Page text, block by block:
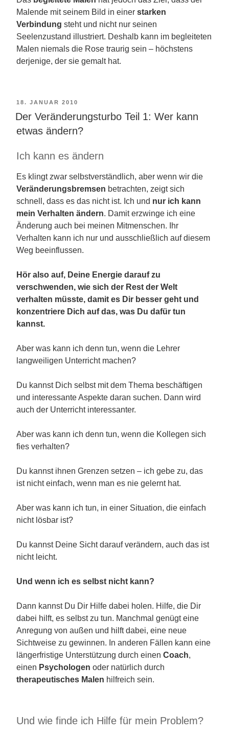
Malende mit seinem Bild in einer starken
Verbindung steht und nicht nur seinen
Seelenzustand illustriert. Deshalb kann im begleiteten
Malen niemals die Rose traurig sein – höchstens
derjenige, der sie gemalt hat.
VERÖFFENTLICHT
AM
18. JANUAR 2010
Der Veränderungsturbo Teil 1: Wer kann
etwas ändern?
Ich kann es ändern
Es klingt zwar selbstverständlich, aber wenn wir die
Veränderungsbremsen betrachten, zeigt sich
schnell, dass es das nicht ist. Ich und nur ich kann
mein Verhalten ändern. Damit erzwinge ich eine
Änderung auch bei meinen Mitmenschen. Ihr
Verhalten kann ich nur und ausschließlich auf diesem
Weg beeinflussen.
Hör also auf, Deine Energie darauf zu
verschwenden, wie sich der Rest der Welt
verhalten müsste, damit es Dir besser geht und
konzentriere Dich auf das, was Du dafür tun
kannst.
Aber was kann ich denn tun, wenn die Lehrer
langweiligen Unterricht machen?
Du kannst Dich selbst mit dem Thema beschäftigen
und interessante Aspekte daran suchen. Dann wird
auch der Unterricht interessanter.
Aber was kann ich denn tun, wenn die Kollegen sich
fies verhalten?
Du kannst ihnen Grenzen setzen – ich gebe zu, das
ist nicht einfach, wenn man es nie gelernt hat.
Aber was kann ich tun, in einer Situation, die einfach
nicht lösbar ist?
Du kannst Deine Sicht darauf verändern, auch das ist
nicht leicht.
Und wenn ich es selbst nicht kann?
Dann kannst Du Dir Hilfe dabei holen. Hilfe, die Dir
dabei hilft, es selbst zu tun. Manchmal genügt eine
Anregung von außen und hilft dabei, eine neue
Sichtweise zu gewinnen. In anderen Fällen kann eine
längerfristige Unterstützung durch einen Coach,
einen Psychologen oder natürlich durch
therapeutisches Malen hilfreich sein.
Und wie finde ich Hilfe für mein Problem?